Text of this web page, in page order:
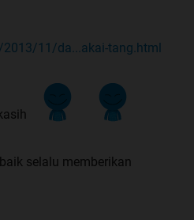
11/da...akai-tang.html
selalu memberikan